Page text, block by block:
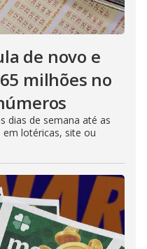
de novo e
milhões no
dias de semana até as
em lotéricas, site ou